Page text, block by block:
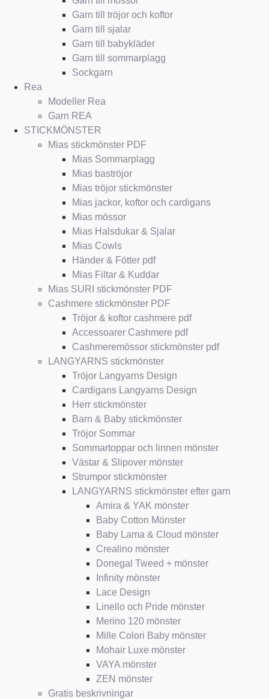
Garn till tröjor och koftor
Garn till sjalar
Garn till babykläder
Garn till sommarplagg
Sockgarn
Rea
Modeller Rea
Garn REA
STICKMÖNSTER
Mias stickmönster PDF
Mias Sommarplagg
Mias baströjor
Mias tröjor stickmönster
Mias jackor, koftor och cardigans
Mias mössor
Mias Halsdukar & Sjalar
Mias Cowls
Händer & Fötter pdf
Mias Filtar & Kuddar
Mias SURI stickmönster PDF
Cashmere stickmönster PDF
Tröjor & koftor cashmere pdf
Accessoarer Cashmere pdf
Cashmeremössor stickmönster pdf
LANGYARNS stickmönster
Tröjor Langyarns Design
Cardigans Langyarns Design
Herr stickmönster
Barn & Baby stickmönster
Tröjor Sommar
Sommartoppar och linnen mönster
Västar & Slipover mönster
Strumpor stickmönster
LANGYARNS stickmönster efter garn
Amira & YAK mönster
Baby Cotton Mönster
Baby Lama & Cloud mönster
Crealino mönster
Donegal Tweed + mönster
Infinity mönster
Lace Design
Linello och Pride mönster
Merino 120 mönster
Mille Colori Baby mönster
Mohair Luxe mönster
VAYA mönster
ZEN mönster
Gratis beskrivningar